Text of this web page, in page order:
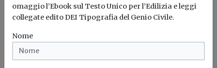
Rischio idrogeologico, maltempo in
omaggio l’Ebook sul Testo Unico per l’Edilizia e leggi
collegate edito DEI Tipografia del Genio Civile.
Nome